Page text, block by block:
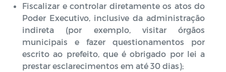
Fiscalizar e controlar diretamente os atos do
Poder Executivo, inclusive da administração
indireta (por exemplo, visitar órgãos
municipais e fazer questionamentos por
escrito ao prefeito, que é obrigado por lei a
prestar esclarecimentos em até 30 dias);